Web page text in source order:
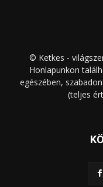
© Ketkes -
Honlapunkon
egészében,
(teljes